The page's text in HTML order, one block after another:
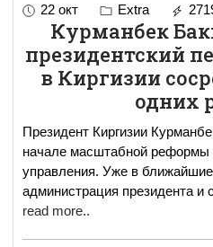
22 окт Extra
Курманбек
президентский
в Киргизии
одних
Президент Киргизии
начале масштабной реформы
управления. Уже в
администрация президента и
read more..